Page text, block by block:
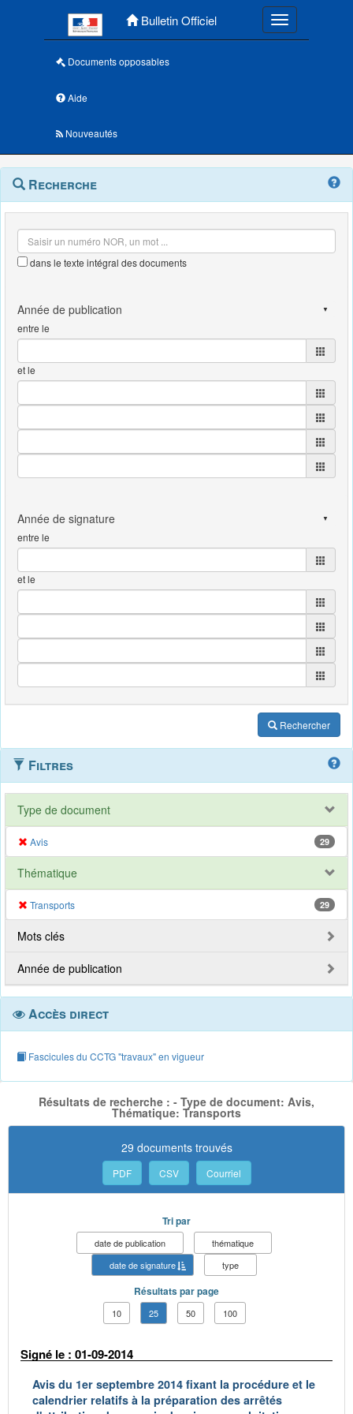
Bulletin Officiel Toggle
Documents opposables
Aide
Nouveautés
Navigation
outils
Menu
contextuel
Recherche
dans le texte intégral des documents
entre le
et le
entre le
et le
Rechercher
Filtres
Type de document
Avis 29
Thématique
Transports 29
Mots clés
Année de publication
Accès direct
Fascicules du CCTG "travaux" en vigueur
Résultats de recherche : - Type de document: Avis,
Thématique: Transports
29 documents trouvés
PDF CSV Courriel
Tri par
date de publication
thématique
date de signature
type
Résultats par page
10 25 50 100
Signé le : 01-09-2014
Avis du 1er septembre 2014 fixant la procédure et le
calendrier relatifs à la préparation des arrêtés